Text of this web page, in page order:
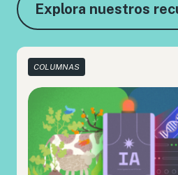
Explora nuestros
COLUMNAS